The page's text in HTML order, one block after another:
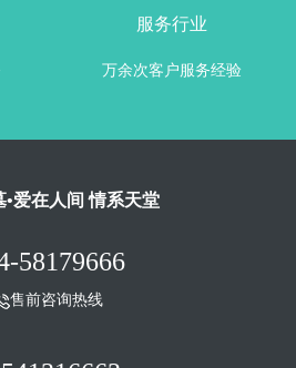
服务行业
万余次客户服务经验
•爱在人间 情系天堂
58179666
售前咨询热线